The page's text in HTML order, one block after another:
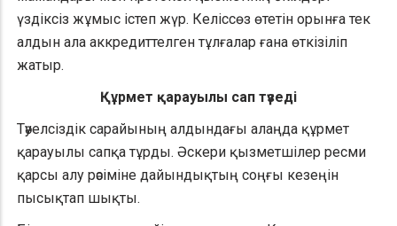
үздіксіз жұмыс істеп жүр. Келіссөз өтетін орынға тек
алдын ала аккредиттелген тұлғалар ғана өткізіліп
жатыр.
Құрмет қарауылы сап түзеді
Тәуелсіздік сарайының алдындағы алаңда құрмет
қарауылы сапқа тұрды. Әскери қызметшілер ресми
қарсы алу рәсіміне дайындықтың соңғы кезеңін
пысықтап шықты.